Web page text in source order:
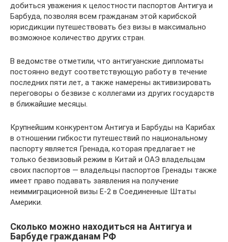
добиться уважения к целостности паспортов Антигуа и
Барбуда, позволяя всем гражданам этой карибской
юрисдикции путешествовать без визы в максимально
возможное количество других стран.
В ведомстве отметили, что антигуанские дипломаты
постоянно ведут соответствующую работу в течение
последних пяти лет, а также намерены активизировать
переговоры о безвизе с коллегами из других государств
в ближайшие месяцы.
Крупнейшим конкурентом Антигуа и Барбуды на Карибах
в отношении гибкости путешествий по национальному
паспорту является Гренада, которая предлагает не
только безвизовый режим в Китай и ОАЭ владельцам
своих паспортов — владельцы паспортов Гренады также
имеет право подавать заявления на получение
неиммиграционной визы E-2 в Соединенные Штаты
Америки.
Сколько можно находиться на Антигуа и
Барбуде гражданам РФ